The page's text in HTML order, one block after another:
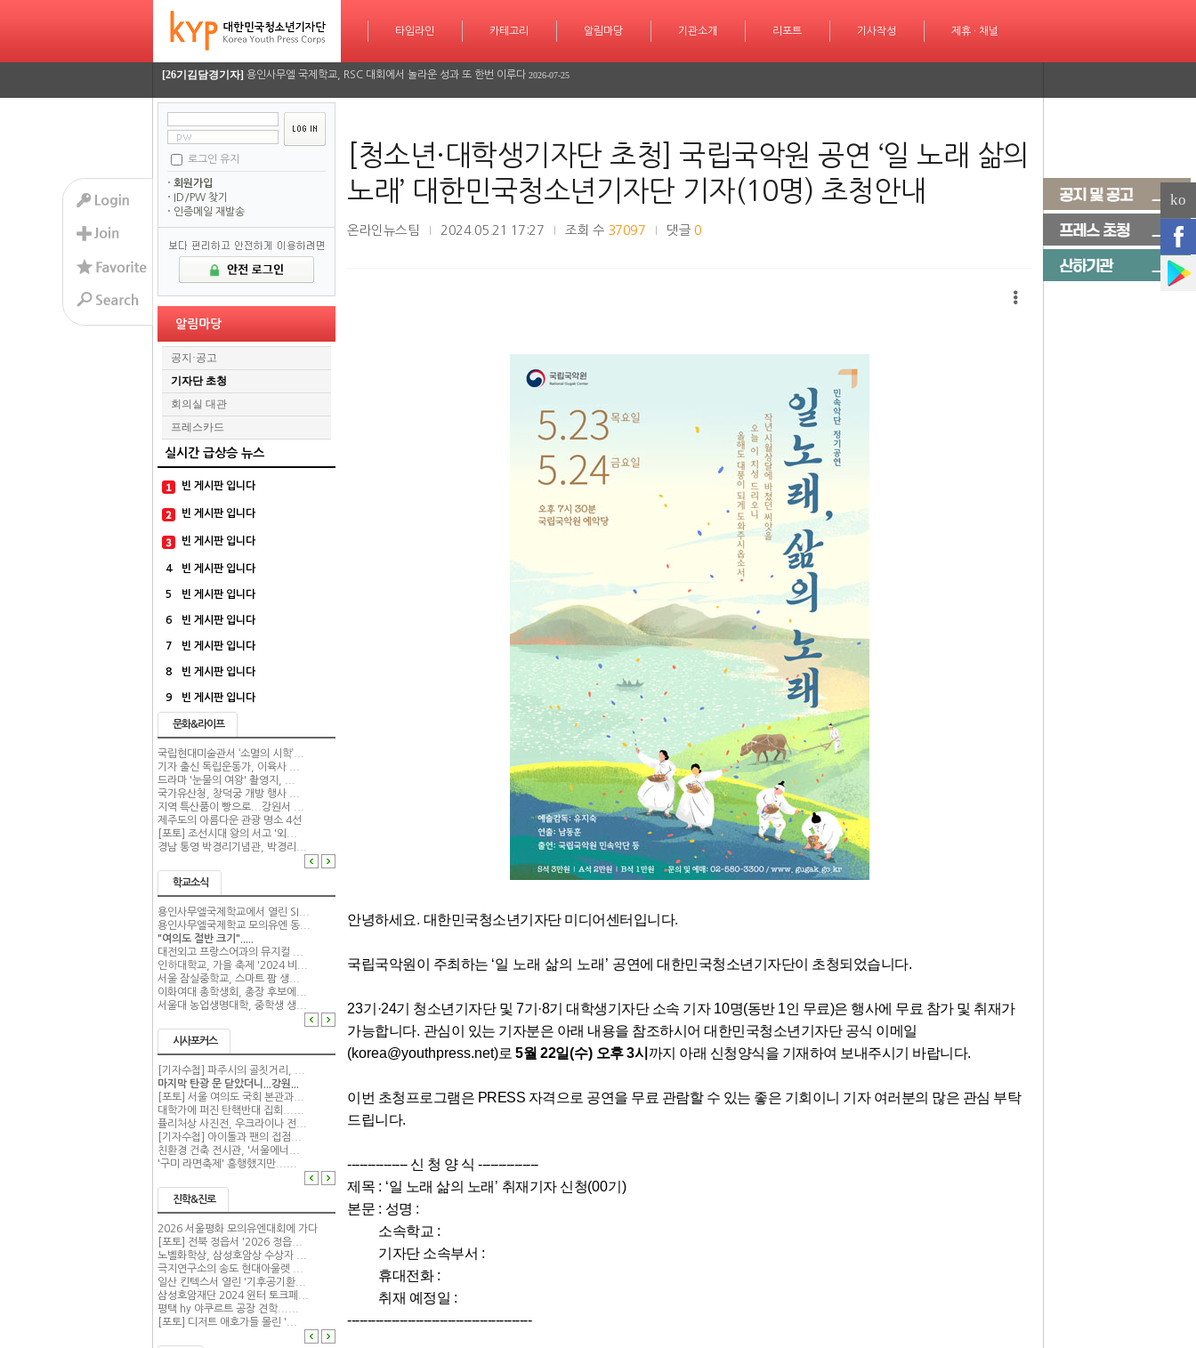
타임라인
타임라인 카테고리
카테고리 알림마당
알림마당 기관소개
기관소개 리포트
리포트 기사작성
기사작성 제휴 · 채널
제휴 · 채널
[26기김담경기자]
[26기김담경기자] 2026 서울평화 모의유엔대회에 가다
[26기김담경기자] 2026 서울평화 모의유엔대회에 가다 2026-06-25
[26기정재훈기자] AI가 짜주는 맞춤형 방학 시간표…학습 계획도 인공지능 시대 2026-07-30
[26기김담경기자] 용인사무엘 국제학교, RSC 대회에서 놀라운 성과 또 한번 이루다 2026-07-25
[26기이율관기자] 수업 시간 덮친 화재, 동탄 학원가 긴급 대피 소동
로그인 유지
회원가입
ID/PW 찾기
인증메일 재발송
알림마당
공지·공고
기자단 초청
회의실 대관
프레스카드
실시간 급상승 뉴스
빈 게시판 입니다
빈 게시판 입니다
빈 게시판 입니다
4 빈 게시판 입니다
5 빈 게시판 입니다
6 빈 게시판 입니다
7 빈 게시판 입니다
8 빈 게시판 입니다
9 빈 게시판 입니다
문화&라이프
국립현대미술관서 ‘소멸의 시학’...
기자 출신 독립운동가, 이육사 ...
드라마 '눈물의 여왕' 촬영지, ...
국가유산청, 창덕궁 개방 행사 ...
지역 특산품이 빵으로...강원서 ...
제주도의 아름다운 관광 명소 4선
[포토] 조선시대 왕의 서고 '외...
경남 통영 박경리기념관, 박경리...
학교소식
용인사무엘국제학교에서 열린 SI...
용인사무엘국제학교 모의유엔 동...
"여의도 절반 크기".....
대전외고 프랑스어과의 뮤지컬 ...
인하대학교, 가을 축제 '2024 비...
서울 잠실중학교, 스마트 팜 생...
이화여대 총학생회, 총장 후보에...
서울대 농업생명대학, 중학생 생...
시사포커스
[기자수첩] 파주시의 골칫거리, ...
마지막 탄광 문 닫았더니...강원...
[포토] 서울 여의도 국회 본관과...
대학가에 퍼진 탄핵반대 집회......
퓰리처상 사진전, 우크라이나 전...
[기자수첩] 아이돌과 팬의 접점...
친환경 건축 전시관, '서울에너...
'구미 라면축제' 흥행했지만......
진학&진로
2026 서울평화 모의유엔대회에 가다
[포토] 전북 정읍서 '2026 정읍...
노벨화학상, 삼성호암상 수상자 ...
극지연구소의 송도 현대아울렛 ...
일산 킨텍스서 열린 '기후공기환...
삼성호암재단 2024 윈터 토크페...
평택 hy 야쿠르트 공장 견학......
[포토] 디저트 애호가들 몰린 '...
[청소년·대학생기자단 초청] 국립국악원 공연 ‘일 노래 삶의
노래’ 대한민국청소년기자단 기자(10명) 초청안내
온라인뉴스팀 2024.05.21 17:27 조회 수 37097 댓글 0
안녕하세요. 대한민국청소년기자단 미디어센터입니다.
국립국악원이 주최하는 ‘일 노래 삶의 노래 ’ 공연에 대한민국청소년기자단이 초청되었습니다.
23기·24기 청소년기자단 및 7기·8기 대학생기자단 소속 기자 10명(동반 1인 무료)은 행사에 무료 참가 및 취재가
가능합니다. 관심이 있는 기자분은 아래 내용을 참조하시어 대한민국청소년기자단 공식 이메일
(korea@youthpress.net)로 5월 22일(수) 오후3시 까지 아래 신청양식을 기재하여 보내주시기 바랍니다.
이번 초청프로그램은 PRESS 자격으로 공연을 무료 관람할수 있는 좋은 기회이니 기자 여러분의 많은 관심 부탁
드립니다.
--------------- 신 청 양 식 ---------------
제목 : ‘일 노래 삶의 노래 ’ 취재기자 신청(00기 )
본문 : 성명 :
소속학교 :
기자단 소속부서 :
휴대전화 :
취재 예정일 :
----------------------------------------------
ko